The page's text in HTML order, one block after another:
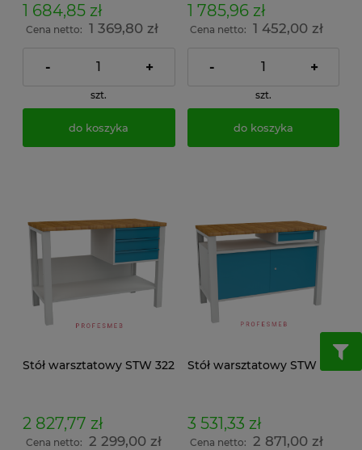
1 684,85 zł
Cena netto: 1 369,80 zł
- +
szt.
do koszyka
1 785,96 zł
Cena netto: 1 452,00 zł
- +
szt.
do koszyka
Stół warsztatowy STW 322
2 827,77 zł
Cena netto: 2 299,00 zł
Stół warsztatowy STW 323
3 531,33 zł
Cena netto: 2 871,00 zł